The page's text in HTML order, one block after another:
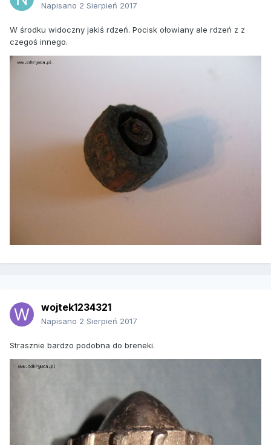
Napisano 2 Sierpień 2017
W środku widoczny jakiś rdzeń. Pocisk ołowiany ale rdzeń z z
czegoś innego.
wojtek1234321
Napisano 2 Sierpień 2017
Strasznie bardzo podobna do breneki.